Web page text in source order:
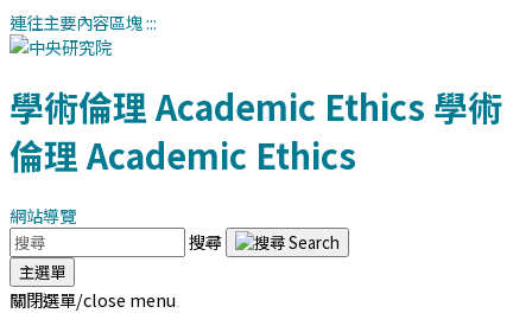
連往主要內容區塊:::
學術倫理Academic Ethics 學術
倫理Academic Ethics
網站導覽
搜尋
主選單
關閉選單/close menu